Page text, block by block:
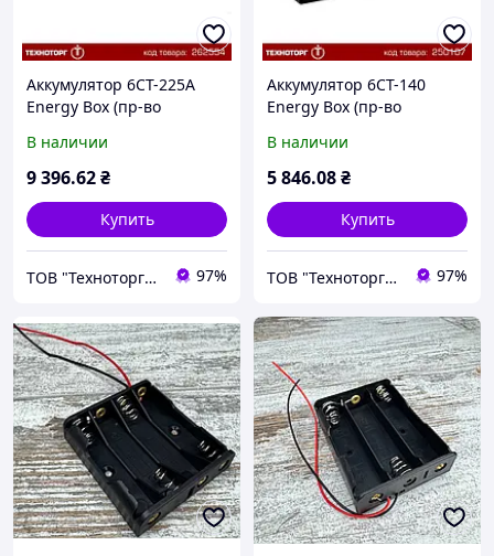
Аккумулятор 6СТ-225А
Energy Box (пр-во
6СТ-225 (3)
В наличии
9 396.62₴
Купить
ТОВ "Техноторг-Дон" 97%
Аккумулятор 6СТ-140
Energy Box (пр-во
6СТ-140 (3)
В наличии
5 846.08₴
Купить
ТОВ "Техноторг-Дон" 97%